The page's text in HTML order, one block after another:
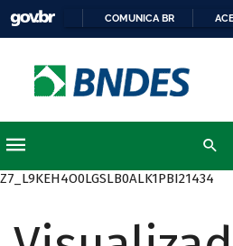
COMUNICA BR
Z7_L9KEH4O0LGSLB0ALK1PBI21434